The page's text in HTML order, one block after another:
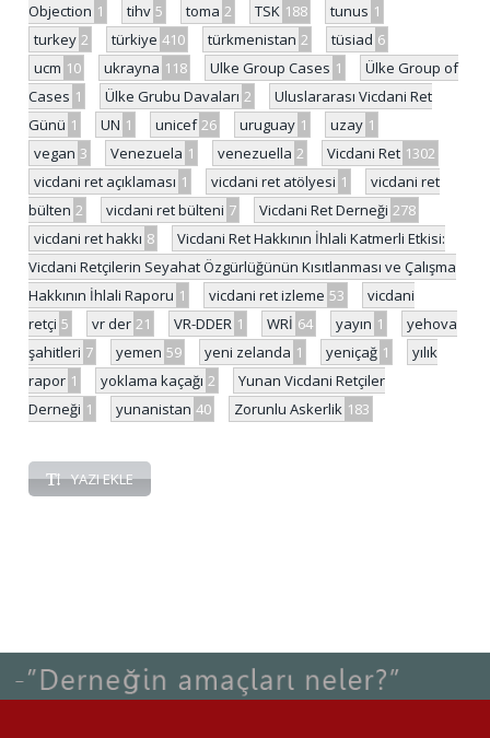
Objection 1 tihv 5 toma 2 TSK 188 tunus 1
turkey 2 türkiye 410 türkmenistan 2 tüsiad 6
ucm 10 ukrayna 118 Ulke Group Cases 1
Ülke Group of
Cases 1 Ülke Grubu Davaları 2
Uluslararası Vicdani Ret
Günü 1 UN 1 unicef 26 uruguay 1 uzay 1
vegan 3 Venezuela 1 venezuella 2 Vicdani Ret 1302
vicdani ret açıklaması 1 vicdani ret atölyesi 1
vicdani ret
bülten 2 vicdani ret bülteni 7 Vicdani Ret Derneği 278
vicdani ret hakkı 8
Vicdani Ret Hakkının İhlali Katmerli Etkisi:
Vicdani Retçilerin Seyahat Özgürlüğünün Kısıtlanması ve Çalışma
Hakkının İhlali Raporu 1 vicdani ret izleme 53
vicdani
retçi 5 vr der 21 VR-DDER 1 WRİ 64 yayın 1
yehova
şahitleri 7 yemen 59 yeni zelanda 1 yeniçağ 1
yılık
rapor 1 yoklama kaçağı 2
Yunan Vicdani Retçiler
Derneği 1 yunanistan 40 Zorunlu Askerlik 183
YAZI EKLE